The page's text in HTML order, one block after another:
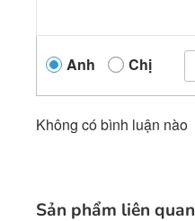
Anh Chị
Không có bình luận nào
Sản phẩm liên quan